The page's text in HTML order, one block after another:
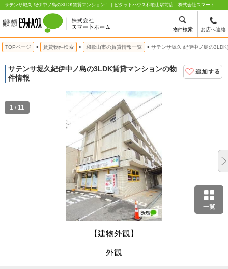
物件検索 お店へ連絡
サテンサ堀久 紀伊中ノ島の3LDK賃貸マンション！｜ピタットハウス和歌山駅前店 株式会社スマートホーム
TOPページ 賃貸物件検索 和歌山市の賃貸情報一覧 サテンサ堀久 紀伊中ノ島の
サテンサ堀久紀伊中ノ島の3LDK賃貸マンションの物
件情報
一覧
【建物外観】
外観
1 / 11